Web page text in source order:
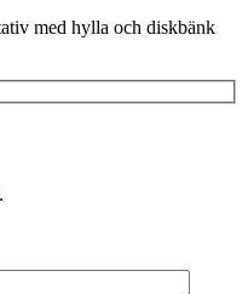
med hylla och diskbänk